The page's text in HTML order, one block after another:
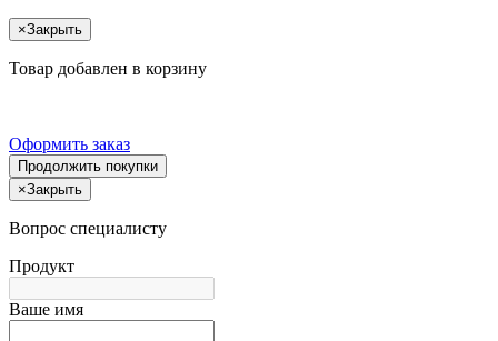
×Закрыть
Товар добавлен в корзину
Оформить заказ
Продолжить покупки
×Закрыть
Вопрос специалисту
Продукт
Ваше имя